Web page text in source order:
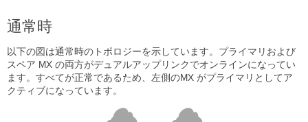
ラ
イ
マ
リ
MX
通常時
以下の図は通常時のトポロジーを示しています。プライマリおよび
スペア MX の両方がデュアルアップリンクでオンラインになってい
ます。すべてが正常であるため、左側のMX がプライマリとしてア
クティブになっています。